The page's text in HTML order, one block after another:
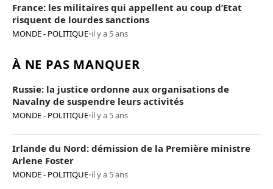
France: les militaires qui appellent au coup d’Etat
risquent de lourdes sanctions
MONDE - POLITIQUE•il y a 5 ans
À NE PAS MANQUER
Russie: la justice ordonne aux organisations de
Navalny de suspendre leurs activités
MONDE - POLITIQUE•il y a 5 ans
Irlande du Nord: démission de la Première ministre
Arlene Foster
MONDE - POLITIQUE•il y a 5 ans